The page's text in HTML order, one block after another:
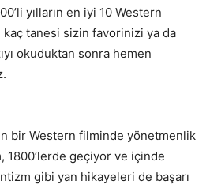
yılların en iyi 10 Western
tanesi sizin favorinizi ya da
okuduktan sonra hemen
bir Western filminde yönetmenlik
geçiyor ve içinde
gibi yan hikayeleri de başarı